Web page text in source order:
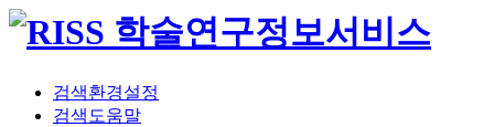
검색환경설정
검색도움말